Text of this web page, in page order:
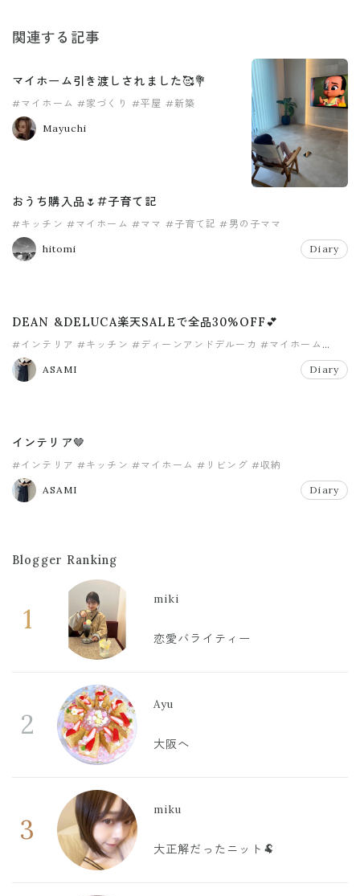
関連する記事
マイホーム引き渡しされました🥰💐
#マイホーム #家づくり #平屋 #新築
Mayuchi
おうち購入品🌷#子育て記
#キッチン #マイホーム #ママ #子育て記 #男の子ママ
hitomi Diary
DEAN &DELUCA楽天SALEで全品30%OFF💕
#インテリア #キッチン #ディーンアンドデルーカ #マイホーム
#楽天スーパーSALE
ASAMI
Diary
インテリア🤎
#インテリア #キッチン #マイホーム #リビング #収納
ASAMI Diary
Blogger Ranking
1
miki
恋愛バライティー
2
Ayu
大阪へ
3
miku
大正解だったニット🐏